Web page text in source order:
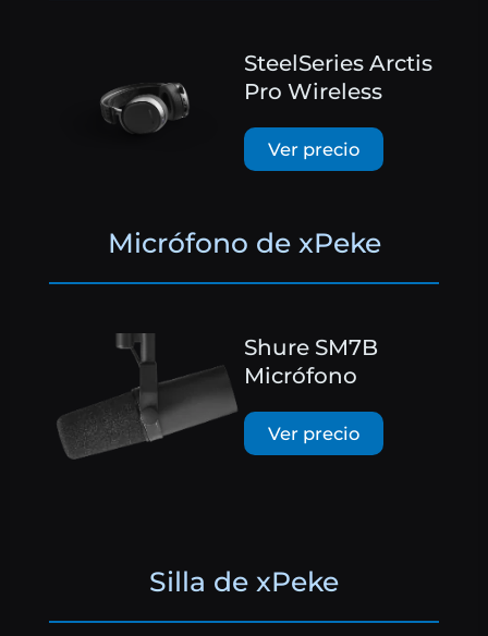
SteelSeries Arctis
Pro Wireless
Ver precio
Micrófono de xPeke
Shure SM7B
Micrófono
Ver precio
Silla de xPeke